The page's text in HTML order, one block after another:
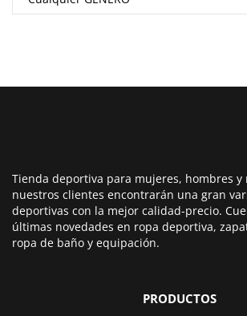
Tienda deportiva para mujeres, hombres y
nuestros clientes encontrarán una gran
deportivas con la mejor calidad-precio.
últimas novedades en ropa deportiva,
ropa de baño y equipación.
PRODUCTOS